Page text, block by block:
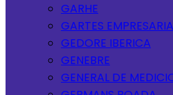
GARHE
GARTES
GEDORE IBERICA
GENEBRE
GENERAL DE